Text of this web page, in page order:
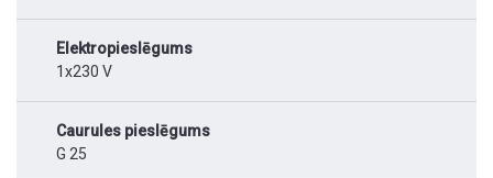
Elektropieslēgums
1x230 V
Caurules pieslēgums
G 25